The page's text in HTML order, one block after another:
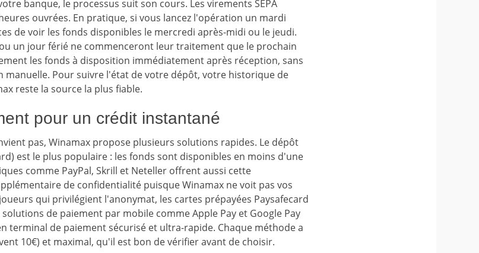
banque, le processus suit son cours. Les virements SEPA
ouvrées. En pratique, si vous lancez l'opération un mardi
de voir les fonds disponibles le mercredi après-midi ou le jeudi.
un jour férié ne commenceront leur traitement que le prochain
les fonds à disposition immédiatement après réception, sans
manuelle. Pour suivre l'état de votre dépôt, votre historique de
reste la source la plus fiable.
pour un crédit instantané
pas, Winamax propose plusieurs solutions rapides. Le dépôt
est le plus populaire : les fonds sont disponibles en moins d'une
comme PayPal, Skrill et Neteller offrent aussi cette
de confidentialité puisque Winamax ne voit pas vos
qui privilégient l'anonymat, les cartes prépayées Paysafecard
de paiement par mobile comme Apple Pay et Google Pay
terminal de paiement sécurisé et ultra-rapide. Chaque méthode a
10€) et maximal, qu'il est bon de vérifier avant de choisir.